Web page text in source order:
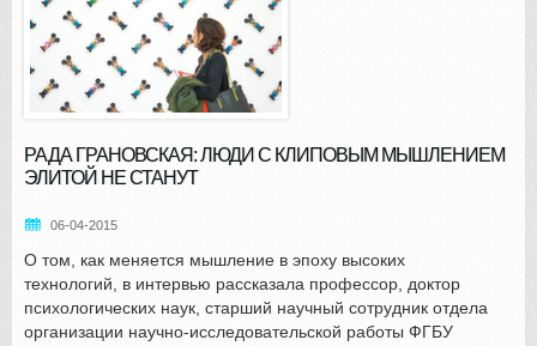
РАДА ГРАНОВСКАЯ: ЛЮДИ С КЛИПОВЫМ МЫШЛЕНИЕМ
ЭЛИТОЙ НЕ СТАНУТ
06-04-2015
О том, как меняется мышление в эпоху высоких
технологий, в интервью рассказала профессор, доктор
психологических наук, старший научный сотрудник отдела
организации научно-исследовательской работы ФГБУ